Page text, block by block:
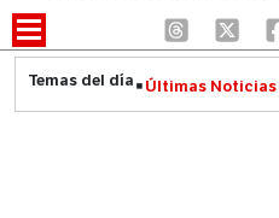
Últimas Noticias